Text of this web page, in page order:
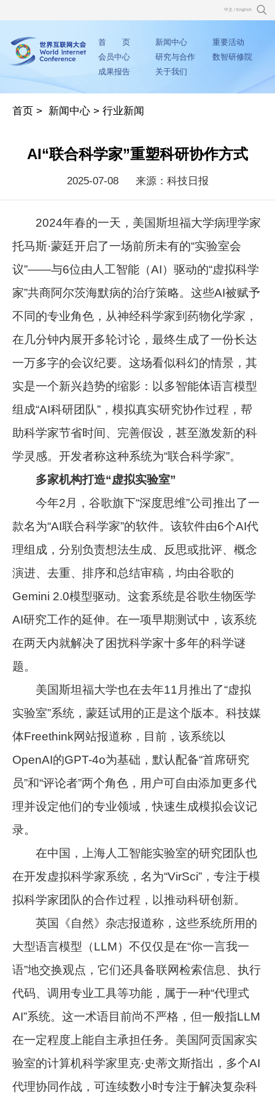
中文 / English
首 页 新闻中心
重要活动
会员中心
研究与合作
数智研修院
成果报告
关于我们
首页 > 新闻中心 >行业新闻
AI“联合科学家”重塑科研协作方式
2025-07-08 来源：科技日报
2024年春的一天，美国斯坦福大学病理学家
托马斯·蒙廷开启了一场前所未有的“实验室会
议”——与6位由人工智能（AI）驱动的“虚拟科学
家”共商阿尔茨海默病的治疗策略。这些AI被赋予
不同的专业角色，从神经科学家到药物化学家，
在几分钟内展开多轮讨论，最终生成了一份长达
一万多字的会议纪要。这场看似科幻的情景，其
实是一个新兴趋势的缩影：以多智能体语言模型
组成“AI科研团队”，模拟真实研究协作过程，帮
助科学家节省时间、完善假设，甚至激发新的科
学灵感。开发者称这种系统为“联合科学家”。
多家机构打造“虚拟实验室”
今年2月，谷歌旗下“深度思维”公司推出了一
款名为“AI联合科学家”的软件。该软件由6个AI代
理组成，分别负责想法生成、反思或批评、概念
演进、去重、排序和总结审稿，均由谷歌的
Gemini 2.0模型驱动。这套系统是谷歌生物医学
AI研究工作的延伸。在一项早期测试中，该系统
在两天内就解决了困扰科学家十多年的科学谜
题。
美国斯坦福大学也在去年11月推出了“虚拟
实验室”系统，蒙廷试用的正是这个版本。科技媒
体Freethink网站报道称，目前，该系统以
OpenAI的GPT-4o为基础，默认配备“首席研究
员”和“评论者”两个角色，用户可自由添加更多代
理并设定他们的专业领域，快速生成模拟会议记
录。
在中国，上海人工智能实验室的研究团队也
在开发虚拟科学家系统，名为“VirSci”，专注于模
拟科学家团队的合作过程，以推动科研创新。
英国《自然》杂志报道称，这些系统所用的
大型语言模型（LLM）不仅仅是在“你一言我一
语”地交换观点，它们还具备联网检索信息、执行
代码、调用专业工具等功能，属于一种“代理式
AI”系统。这一术语目前尚不严格，但一般指LLM
在一定程度上能自主承担任务。美国阿贡国家实
验室的计算机科学家里克·史蒂文斯指出，多个AI
代理协同作战，可连续数小时专注于解决复杂科